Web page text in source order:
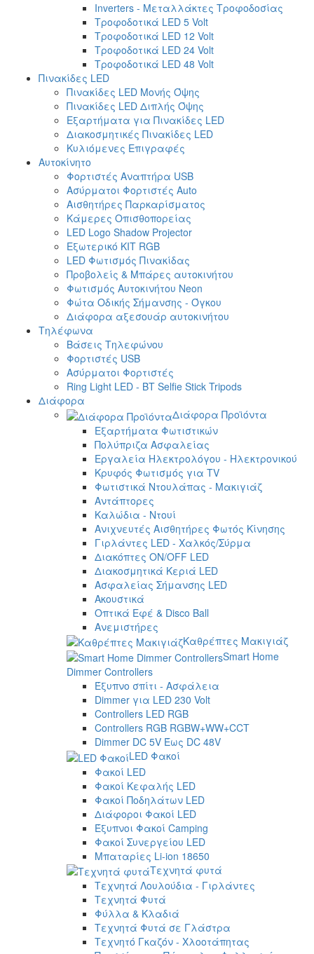
Inverters - Μεταλλάκτες Τροφοδοσίας
Τροφοδοτικά LED 5 Volt
Τροφοδοτικά LED 12 Volt
Τροφοδοτικά LED 24 Volt
Τροφοδοτικά LED 48 Volt
Πινακίδες LED
Πινακίδες LED Μονής Όψης
Πινακίδες LED Διπλής Όψης
Εξαρτήματα για Πινακίδες LED
Διακοσμητικές Πινακίδες LED
Κυλιόμενες Επιγραφές
Αυτοκίνητο
Φορτιστές Αναπτήρα USB
Ασύρματοι Φορτιστές Auto
Αισθητήρες Παρκαρίσματος
Κάμερες Οπισθοπορείας
LED Logo Shadow Projector
Εξωτερικό ΚΙΤ RGB
LED Φωτισμός Πινακίδας
Προβολείς & Μπάρες αυτοκινήτου
Φωτισμός Αυτοκινήτου Neon
Φώτα Οδικής Σήμανσης - Όγκου
Διάφορα αξεσουάρ αυτοκινήτου
Τηλέφωνα
Βάσεις Τηλεφώνου
Φορτιστές USB
Ασύρματοι Φορτιστές
Ring Light LED - BT Selfie Stick Tripods
Διάφορα
Διάφορα Προϊόντα
Εξαρτήματα Φωτιστικών
Πολύπριζα Ασφαλείας
Εργαλεία Ηλεκτρολόγου - Ηλεκτρονικού
Κρυφός Φωτισμός για TV
Φωτιστικά Ντουλάπας - Μακιγιάζ
Αντάπτορες
Καλώδια - Ντουί
Ανιχνευτές Αισθητήρες Φωτός Κίνησης
Γιρλάντες LED - Χαλκός/Σύρμα
Διακόπτες ON/OFF LED
Διακοσμητικά Κεριά LED
Ασφαλείας Σήμανσης LED
Ακουστικά
Οπτικά Εφέ & Disco Ball
Ανεμιστήρες
Καθρέπτες Μακιγιάζ
Smart Home
Dimmer Controllers
Έξυπνο σπίτι - Ασφάλεια
Dimmer για LED 230 Volt
Controllers LED RGB
Controllers RGB RGBW+WW+CCT
Dimmer DC 5V Έως DC 48V
LED Φακοί
Φακοί LED
Φακοί Κεφαλής LED
Φακοί Ποδηλάτων LED
Διάφοροι Φακοί LED
Έξυπνοι Φακοί Camping
Φακοί Συνεργείου LED
Μπαταρίες Li-ion 18650
Τεχνητά φυτά
Τεχνητά Λουλούδια - Γιρλάντες
Τεχνητά Φυτά
Φύλλα & Κλαδιά
Τεχνητά Φυτά σε Γλάστρα
Τεχνητό Γκαζόν - Χλοοτάπητας